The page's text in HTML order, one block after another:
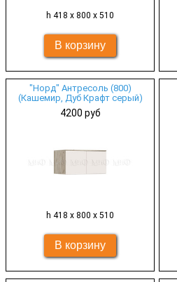
h 418 х 800 х 510
"Норд" Антресоль (800)
(Кашемир, Дуб Крафт серый)
4200 руб
h 418 х 800 х 510